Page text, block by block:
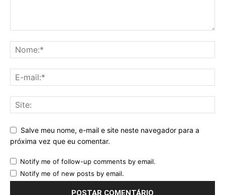
Salve meu nome, e-mail e site neste navegador para a
próxima vez que eu comentar.
Notify me of follow-up comments by email.
Notify me of new posts by email.